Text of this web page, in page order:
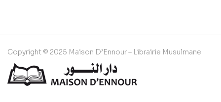
Copyright © 2025 Maison D’Ennour – Librairie Musulmane